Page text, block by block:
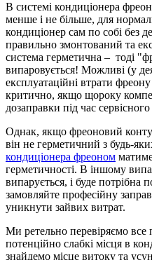
В системі кондиціонера
менше і не більше, для
кондиціонер сам по собі без
правильно змонтований та
система герметична – тоді
випаровується! Можливі (у
експлуатаційні втрати
критично, якщо щороку
дозаправки під час
Однак, якщо фреоновий
він не герметичний з будь-
кондиціонера фреоном
герметичності. В іншому
випарується, і буде потрібна
замовляйте професійну
уникнути зайвих витрат.
Ми ретельно перевіряємо все
потенційно слабкі місця в
знайдемо місце витоку та